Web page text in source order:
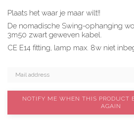
Plaats het waar je maar wilt!!
De nomadische Swing-ophanging
3m50 zwart geweven kabel.
CE E14 fitting, lamp max. 8w niet
NOTIFY ME WHEN THIS PRODUCT
AGAIN